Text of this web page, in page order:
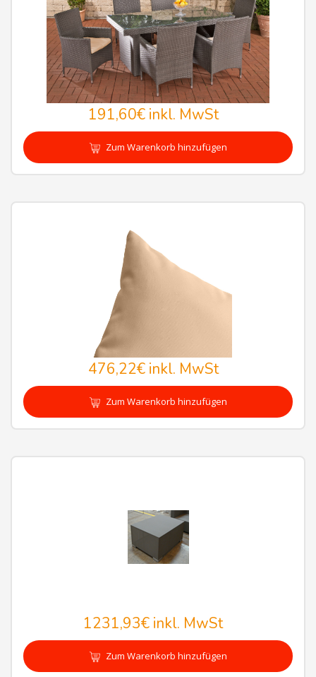
191,60€inkl. MwSt
Zum Warenkorb hinzufügen
476,22€inkl. MwSt
Zum Warenkorb hinzufügen
1231,93€ inkl. MwSt
Zum Warenkorb hinzufügen